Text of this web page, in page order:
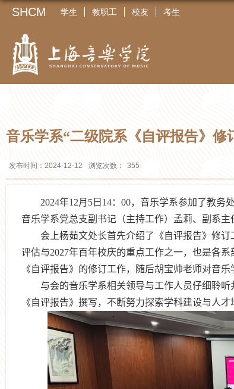
SHCM 学生 教职工 校友 考生
音乐学系“二级院系《自评报告》修
发布时间：2024-12-12 浏览次数： 355
2024年12月 5日 14： 00，音乐学系参加了教务
音乐学系党总支副书记（主持工作）孟莉、副系主
会上杨茹文处长首先介绍了《自评报告》修
评估与2027年百年校庆的重点工作之一，也是各
《自评报告》的修订工作，随后胡宝帅老师对音
与会的音乐学系相关领导与工作人员仔细聆
《自评报告》撰写，不断努力探索学科建设与人